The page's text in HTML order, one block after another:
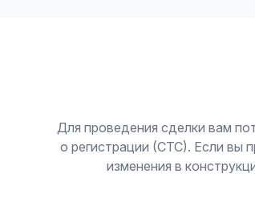
Для проведения сделки вам
о регистрации (СТС). Если вы
изменения в